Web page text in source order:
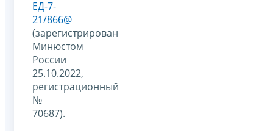
ЕД-7-
21/866@
(зарегистрирован
Минюстом
России
25.10.2022,
регистрационный
№
70687).